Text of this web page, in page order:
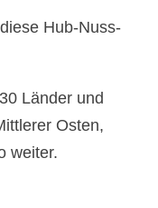
Hub-Nuss-
Länder und
Osten,
weiter.